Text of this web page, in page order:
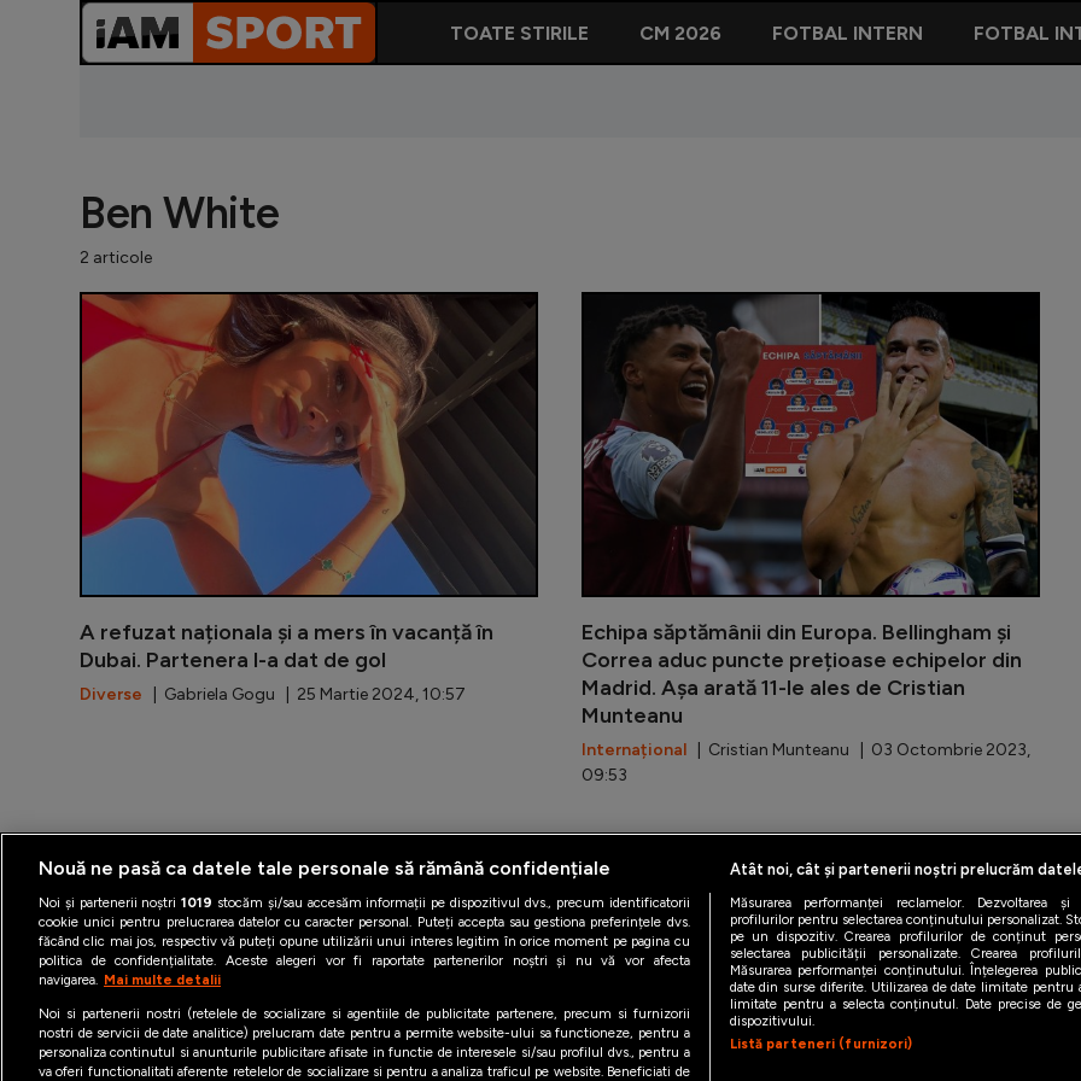
TOATE STIRILE CM 2026 FOTBAL INTERN FOTBAL
Ben White
2 articole
A refuzat naționala și a mers în vacanță în
Dubai. Partenera l-a dat de gol
Diverse | Gabriela Gogu | 25 Martie 2024, 10:57
Echipa săptămânii din Europa. Bellingham și
Correa aduc puncte prețioase echipelor din
Madrid. Așa arată 11-le ales de Cristian
Munteanu
Internațional | Cristian Munteanu | 03 Octombrie 2023,
09:53
iAMsport.ro © 2026
Termeni şi condiţii Politica de confidentialitate Politica de utilizare Cookies Cine suntem
Nouă ne pasă ca datele tale personale să rămână confidențiale
Noi și partenerii noștri1019 stocăm și/sau accesăm informații pe dispozitivul dvs., precum identificatorii
cookie unici pentru prelucrarea datelor cu caracter personal. Puteți accepta sau gestiona preferințele dvs.
făcând clic mai jos, respectiv vă puteți opune utilizării unui interes legitim în orice moment pe pagina cu
politica de confidențialitate. Aceste alegeri vor fi raportate partenerilor noștri și nu vă vor afecta
navigarea. Mai multe detalii
Noi si partenerii nostri (retelele de socializare si agentiile de publicitate partenere, precum si furnizorii
nostri de servicii de date analitice) prelucram date pentru a permite website-ului sa functioneze, pentru a
personaliza continutul si anunturile publicitare afisate in functie de interesele si/sau profilul dvs., pentru a
va oferi functionalitati aferente retelelor de socializare si pentru a analiza traficul pe website. Beneficiati de
Atât noi, cât și partenerii noștri prelucrăm
Măsurarea performanței reclamelor. Dezvoltarea
profilurilor pentru selectarea conținutului personalizat.
pe un dispozitiv. Crearea profilurilor de conținut
selectarea publicității personalizate. Crearea
Măsurarea performanței conținutului. Înțelegerea
date din surse diferite. Utilizarea de date limitate pentru
limitate pentru a selecta conținutul. Date precise de
dispozitivului.
Listă parteneri (furnizori)